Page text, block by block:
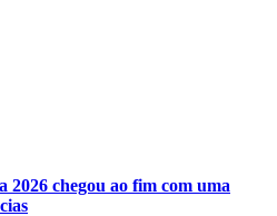
chegou ao fim com uma